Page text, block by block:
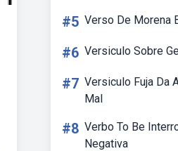
#5 Verso De Morena
#6 Versiculo Sobre
#7 Versiculo Fuja Da
Mal
#8 Verbo To Be
Negativa